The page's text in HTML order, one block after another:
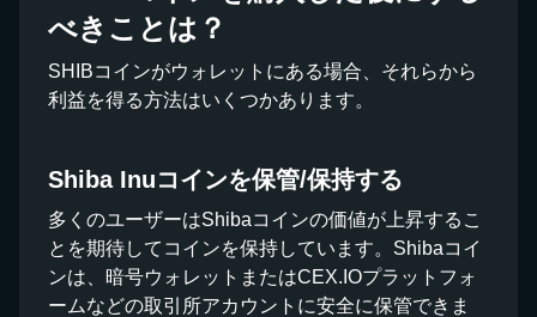
べきことは？
SHIBコインがウォレットにある場合、それらから
利益を得る方法はいくつかあります。
Shiba Inuコインを保管/保持する
多くのユーザーはShibaコインの価値が上昇するこ
とを期待してコインを保持しています。Shibaコイ
ンは、暗号ウォレットまたはCEX.IOプラットフォ
ームなどの取引所アカウントに安全に保管できま